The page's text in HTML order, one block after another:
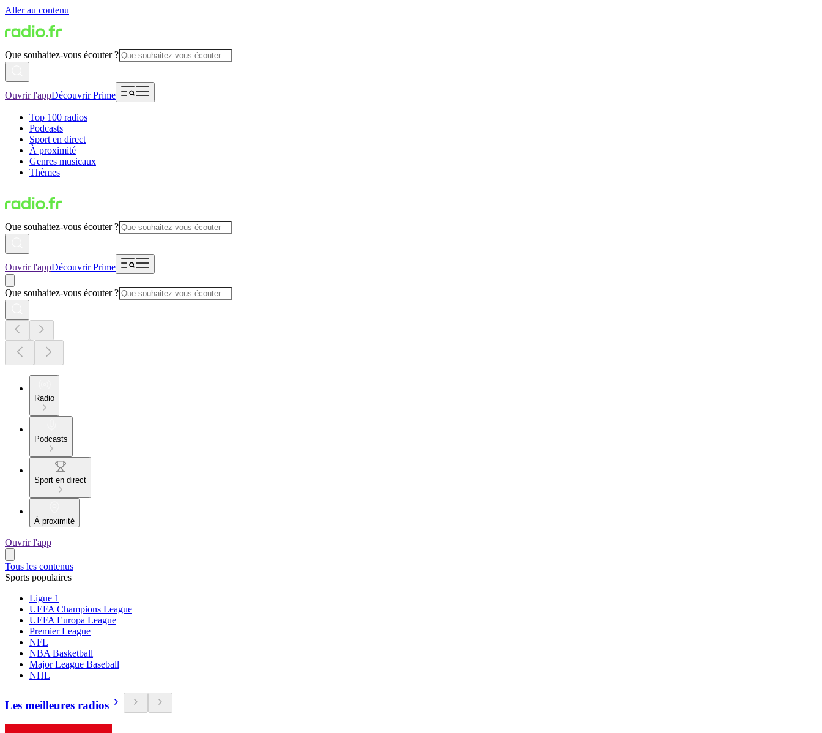
Aller au contenu
Que souhaitez-vous écouter ?
Ouvrir l'appDécouvrir Prime
Top 100 radios
Podcasts
Sport en direct
À proximité
Genres musicaux
Thèmes
Que souhaitez-vous écouter ?
Ouvrir l'appDécouvrir Prime
Que souhaitez-vous écouter ?
Radio
Podcasts
Sport en direct
À proximité
Ouvrir l'app
Tous les contenus
Sports populaires
Ligue 1
UEFA Champions League
UEFA Europa League
Premier League
NFL
NBA Basketball
Major League Baseball
NHL
Les meilleures radios